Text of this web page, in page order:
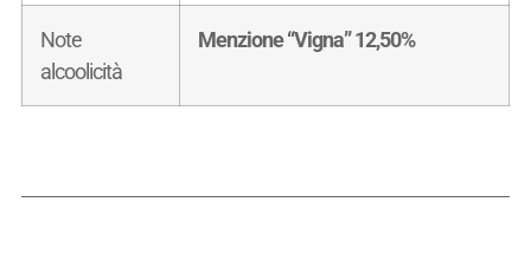
Note
alcoolicità
Menzione “Vigna” 12,50%